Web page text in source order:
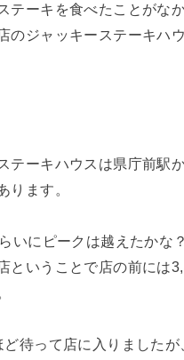
テーキを食べたことがな
のジャッキーステーキハ
テーキハウスは県庁前駅
ります。
いにピークは越えたかな
ということで店の前には
ど待って店に入りました